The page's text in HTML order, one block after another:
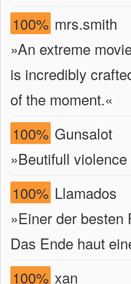
100% mrs.smith
»An extreme
is incredibly
of the moment.«
100% Gunsalot
»Beutifull
100% Llamados
»Einer der besten
Das Ende haut
100% xan